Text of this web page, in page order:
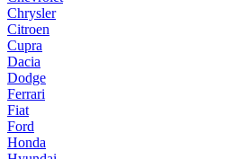
Chrysler
Citroen
Cupra
Dacia
Dodge
Ferrari
Fiat
Ford
Honda